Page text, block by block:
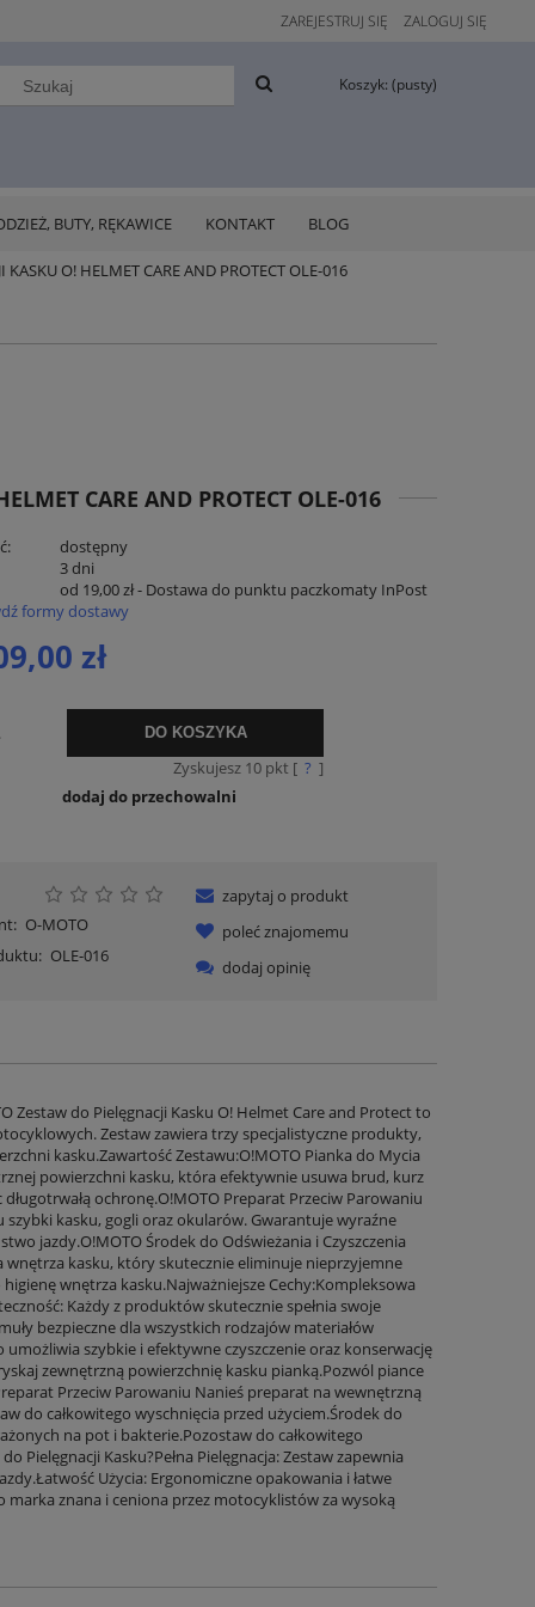
ZAREJESTRUJ SIĘ ZALOGUJ SIĘ
Koszyk: (pusty)
BUTY, RĘKAWICE KONTAKT BLOG
O! HELMET CARE AND PROTECT OLE-016
CARE AND PROTECT OLE-016
dostępny
3 dni
od 19,00 zł- Dostawa do punktu paczkomaty InPost
formy dostawy
zł
DO KOSZYKA
Zyskujesz 10 pkt [ ? ]
dodaj do przechowalni
O-MOTO
OLE-016
zapytaj o produkt
poleć znajomemu
dodaj opinię
Zestaw do Pielęgnacji Kasku O! Helmet Care and Protect to
Zestaw zawiera trzy specjalistyczne produkty,
kasku.Zawartość Zestawu:O!MOTO Pianka do Mycia
powierzchni kasku, która efektywnie usuwa brud, kurz
ochronę.O!MOTO Preparat Przeciw Parowaniu
kasku, gogli oraz okularów. Gwarantuje wyraźne
jazdy.O!MOTO Środek do Odświeżania i Czyszczenia
wnętrza kasku, który skutecznie eliminuje nieprzyjemne
wnętrza kasku.Najważniejsze Cechy:Kompleksowa
Każdy z produktów skutecznie spełnia swoje
bezpieczne dla wszystkich rodzajów materiałów
szybkie i efektywne czyszczenie oraz konserwację
zewnętrzną powierzchnię kasku pianką.Pozwól piance
Przeciw Parowaniu Nanieś preparat na wewnętrzną
do całkowitego wyschnięcia przed użyciem.Środek do
na pot i bakterie.Pozostaw do całkowitego
Pielęgnacji Kasku?Pełna Pielęgnacja: Zestaw zapewnia
Użycia: Ergonomiczne opakowania i łatwe
marka znana i ceniona przez motocyklistów za wysoką